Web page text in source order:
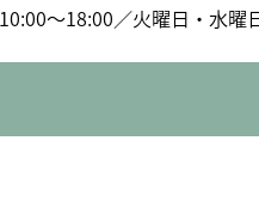
10:00〜18:00／火曜日・水曜